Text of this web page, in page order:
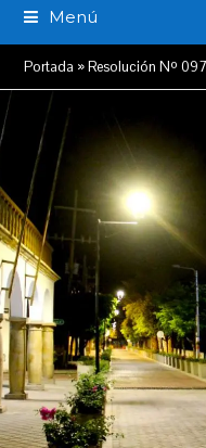
Menú
Portada »Resolución Nº